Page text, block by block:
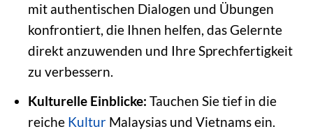
mit authentischen Dialogen und Übungen
konfrontiert, die Ihnen helfen, das Gelernte
direkt anzuwenden und Ihre Sprechfertigkeit
zu verbessern.
Kulturelle Einblicke: Tauchen Sie tief in die
reiche KulturMalaysias und Vietnams ein.